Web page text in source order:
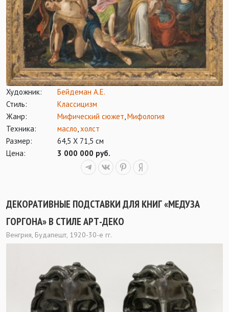
Художник:
Бейдеман А.Е.
Стиль:
Классицизм
Жанр:
Мифический сюжет Мифология
Техника:
масло холст
Размер:
64,5 Х 71,5 см
Цена:
3 000 000 руб.
ДЕКОРАТИВНЫЕ ПОДСТАВКИ ДЛЯ КНИГ «МЕДУЗА
ГОРГОНА» В СТИЛЕ АРТ-ДЕКО
Венгрия, Будапешт, 1920-30-е гг.